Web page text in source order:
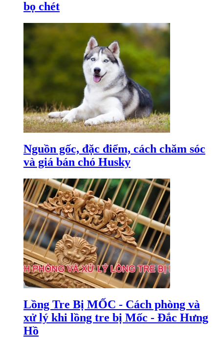
bọ chét
Nguồn gốc, đặc điểm, cách chăm sóc
và giá bán chó Husky
Lồng Tre Bị MỐC - Cách phòng và
xử lý khi lồng tre bị Mốc - Đắc Hưng
Hồ